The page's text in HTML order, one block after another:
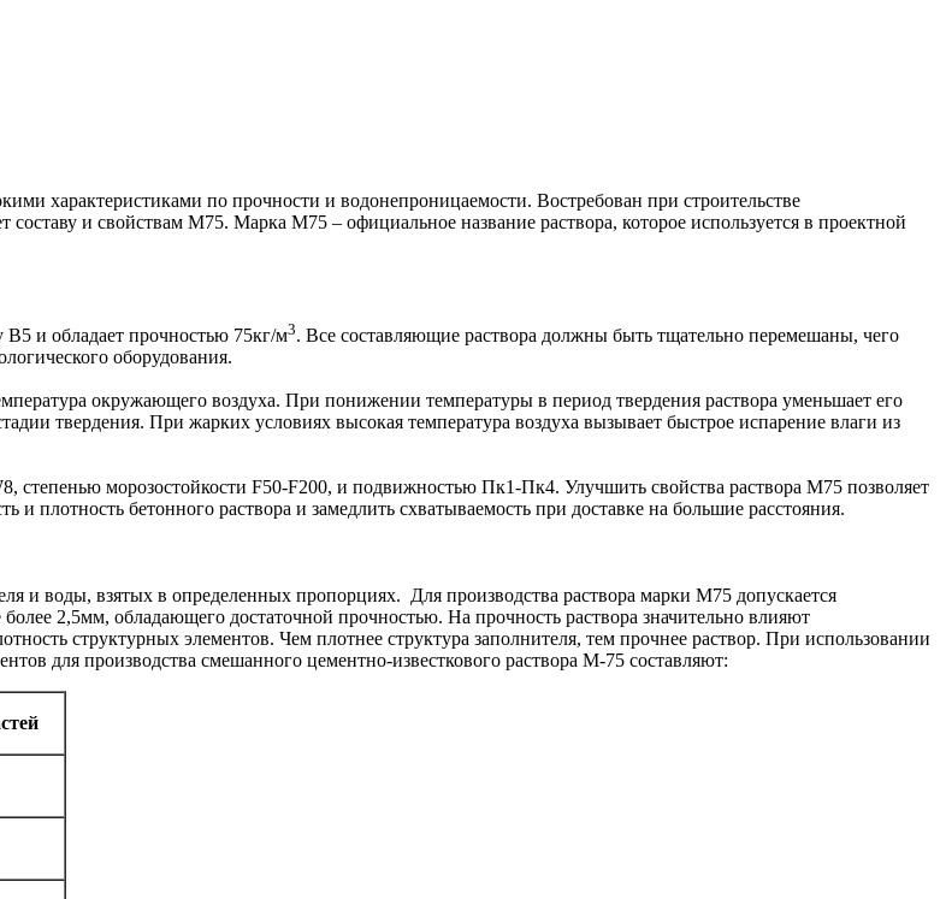
характеристиками по прочности и водонепроницаемости. Востребован при строительстве
и свойствам М75. Марка М75 – официальное название раствора, которое используется в проектной
В5 и обладает прочностью 75кг/м3. Все составляющие раствора должны быть тщательно перемешаны, чего
оборудования.
окружающего воздуха. При понижении температуры в период твердения раствора уменьшает его
твердения. При жарких условиях высокая температура воздуха вызывает быстрое испарение влаги из
степенью морозостойкости F50-F200, и подвижностью Пк1-Пк4. Улучшить свойства раствора М75 позволяет
плотность бетонного раствора и замедлить схватываемость при доставке на большие расстояния.
и воды, взятых в определенных пропорциях. Для производства раствора марки М75 допускается
2,5мм, обладающего достаточной прочностью. На прочность раствора значительно влияют
структурных элементов. Чем плотнее структура заполнителя, тем прочнее раствор. При использовании
для производства смешанного цементно-известкового раствора М-75 составляют: